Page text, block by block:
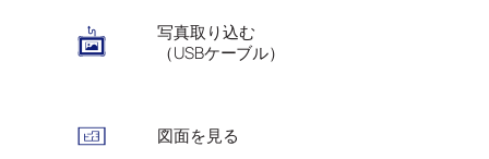
写真取り込む
（USBケーブル）
図面を見る